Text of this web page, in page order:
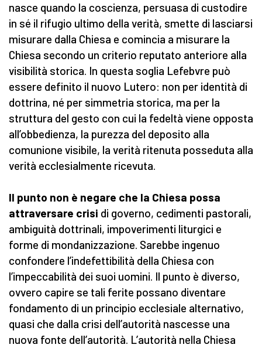
nasce quando la coscienza, persuasa di custodire
in sé il rifugio ultimo della verità, smette di lasciarsi
misurare dalla Chiesa e comincia a misurare la
Chiesa secondo un criterio reputato anteriore alla
visibilità storica. In questa soglia Lefebvre può
essere definito il nuovo Lutero: non per identità di
dottrina, né per simmetria storica, ma per la
struttura del gesto con cui la fedeltà viene opposta
all’obbedienza, la purezza del deposito alla
comunione visibile, la verità ritenuta posseduta alla
verità ecclesialmente ricevuta.
Il punto non è negare che la Chiesa possa
attraversare crisi di governo, cedimenti pastorali,
ambiguità dottrinali, impoverimenti liturgici e
forme di mondanizzazione. Sarebbe ingenuo
confondere l’indefettibilità della Chiesa con
l’impeccabilità dei suoi uomini. Il punto è diverso,
ovvero capire se tali ferite possano diventare
fondamento di un principio ecclesiale alternativo,
quasi che dalla crisi dell’autorità nascesse una
nuova fonte dell’autorità. L’autorità nella Chiesa